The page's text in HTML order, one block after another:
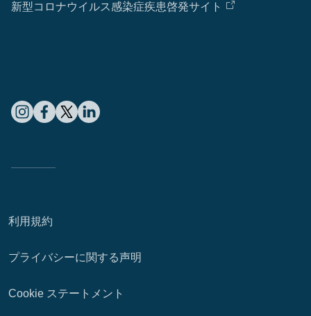
新型コロナウイルス感染症疾患啓発サイト
利用規約
プライバシーに関する声明
Cookie ステートメント